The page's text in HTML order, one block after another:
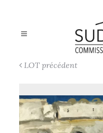
LOT précédent